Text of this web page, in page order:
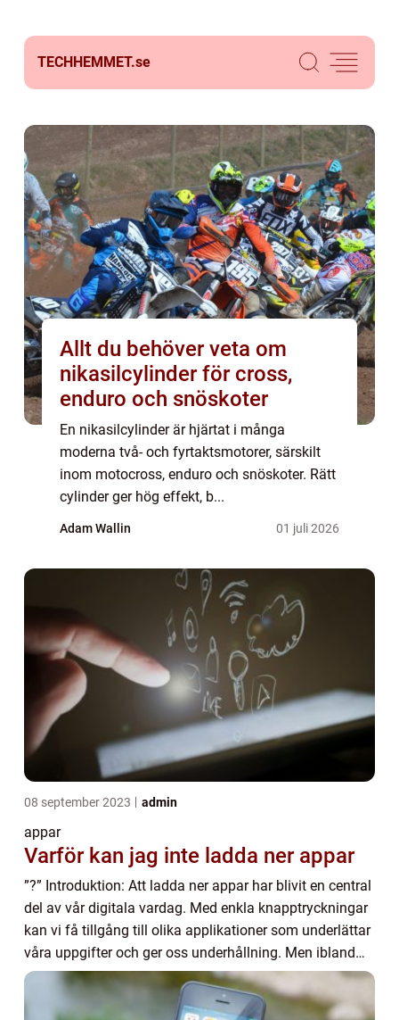
TECHHEMMET.se
Allt du behöver veta om
nikasilcylinder för cross,
enduro och snöskoter
En nikasilcylinder är hjärtat i många
moderna två- och fyrtaktsmotorer, särskilt
inom motocross, enduro och snöskoter. Rätt
cylinder ger hög effekt, b...
Adam Wallin 01 juli 2026
08 september 2023 admin
appar
Varför kan jag inte ladda ner appar
”?” Introduktion: Att ladda ner appar har blivit en central
del av vår digitala vardag. Med enkla knapptryckningar
kan vi få tillgång till olika applikationer som underlättar
våra uppgifter och ger oss underhållning. Men ibland
kan det up...